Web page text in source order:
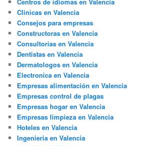
Clinicas en Valencia
Consejos para empresas
Constructoras en Valencia
Consultorias en Valencia
Dentistas en Valencia
Dermatologos en Valencia
Electronica en Valencia
Empresas alimentación en Valencia
Empresas control de plagas
Empresas hogar en Valencia
Empresas limpieza en Valencia
Hoteles en Valencia
Ingenieria en Valencia